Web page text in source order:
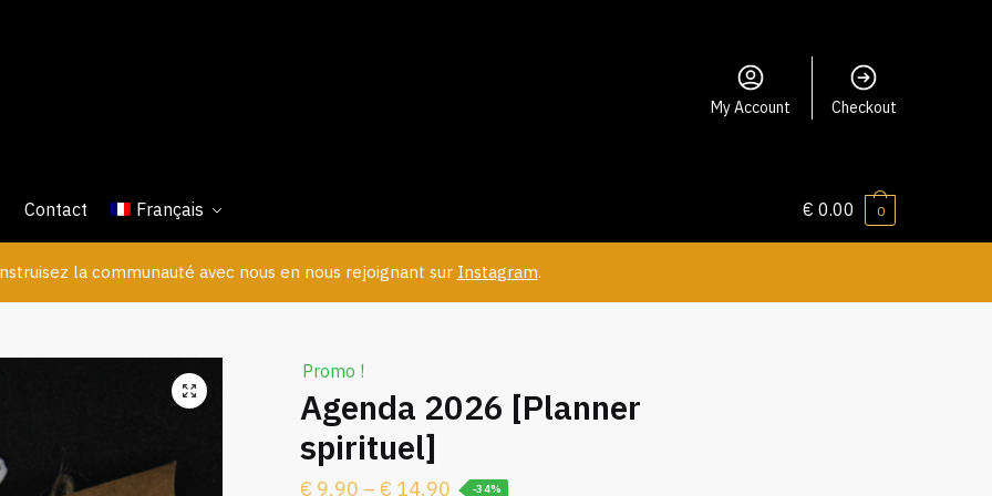
My Account Checkout
Contact Français € 0.00 0
la communauté avec nous en nous rejoignant sur Instagram.
Promo !
Agenda 2026 [Planner
spirituel]
€ 9.90 – € 14.90 -34%